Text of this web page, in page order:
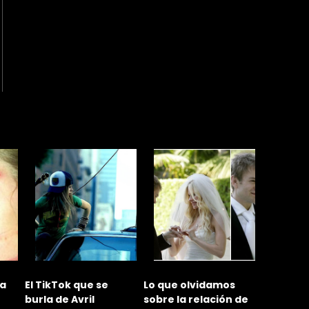
El TikTok que se
burla de Avril
Lo que olvidamos
sobre la relación de